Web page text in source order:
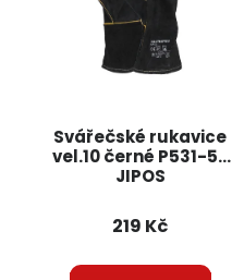
Svářečské rukavice
vel.10 černé P531-58
JIPOS
219 Kč